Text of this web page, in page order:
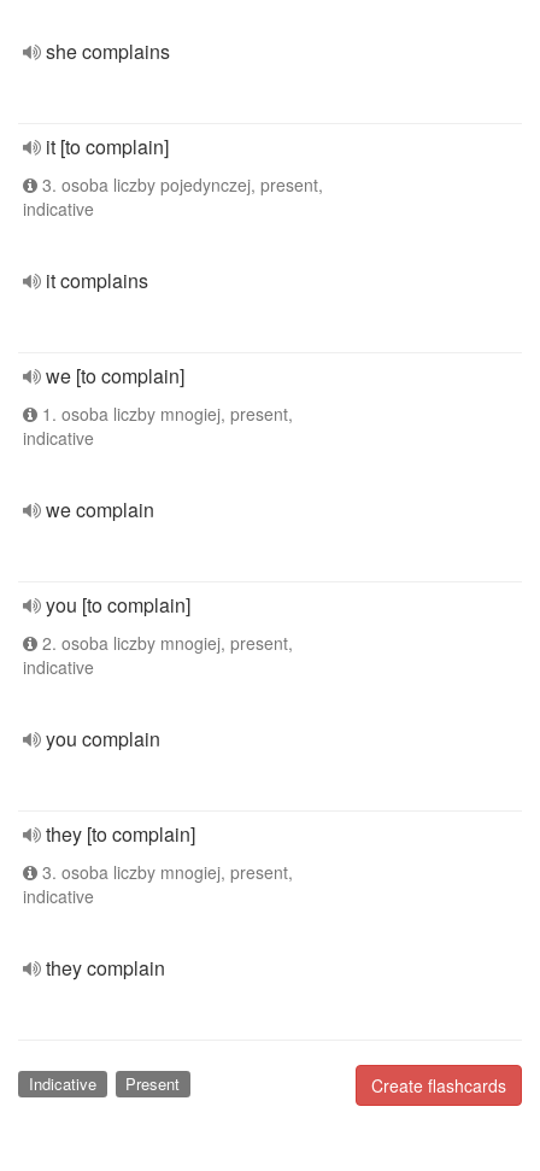
she complains
it [to complain]
3. osoba liczby pojedynczej, present,
indicative
it complains
we [to complain]
1. osoba liczby mnogiej, present,
indicative
we complain
you [to complain]
2. osoba liczby mnogiej, present,
indicative
you complain
they [to complain]
3. osoba liczby mnogiej, present,
indicative
they complain
Create flashcards
Indicative Present